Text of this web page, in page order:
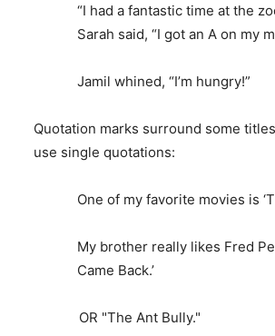
“I had a fantastic time at the
Sarah said, “I got an A on my
Jamil whined, “I’m hungry!”
Quotation marks surround some
use single quotations:
One of my favorite movies is
My brother really likes Fred
Came Back.’
OR "The Ant Bully."